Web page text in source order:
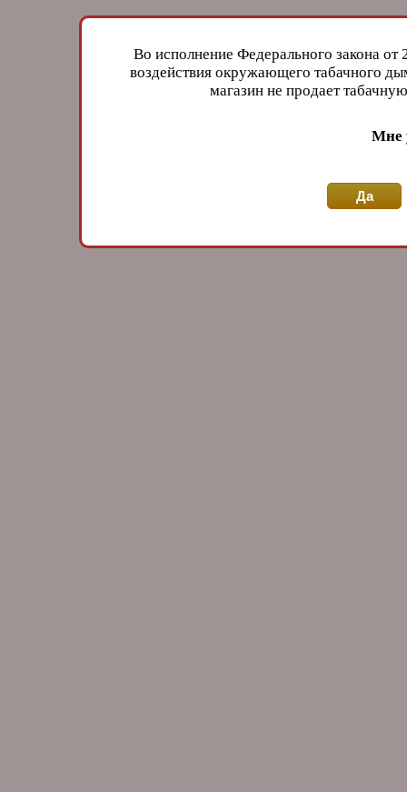
Во исполнение Федерального закона
воздействия окружающего табачного
магазин не продает
Мне
Да